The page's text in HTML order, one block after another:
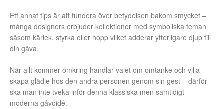
Ett annat tips är att fundera över betydelsen bakom smycket –
många designers erbjuder kollektioner med symboliska teman
såsom kärlek, styrka eller hopp vilket adderar ytterligare djup till
din gåva.
När allt kommer omkring handlar valet om omtanke och vilja
skapa glädje hos den andra personen genom sin gest – därför
ska man inte tveka inför denna klassiska men samtidigt
moderna gåvoidé.